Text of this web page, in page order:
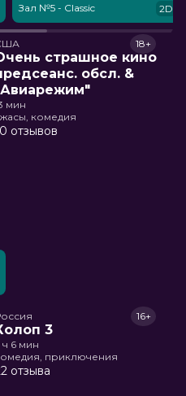
Зал №5 - Classic 2D
страшное кино
обсл. &
18+
мин
комедия
отзывов
3
16+
ч 6 мин
приключения
отзыва